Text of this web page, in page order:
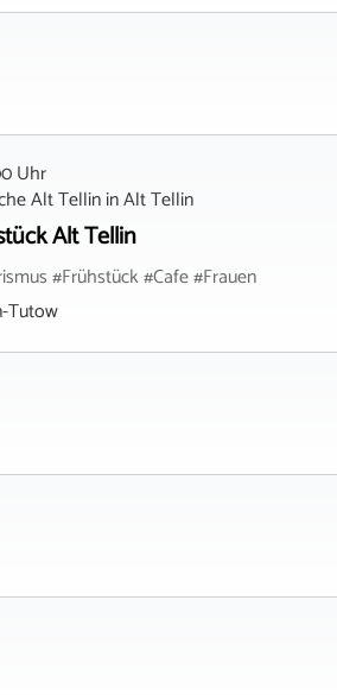
Uhr
Alt TellininAlt Tellin
Alt Tellin
#Frühstück #Cafe #Frauen
Tutow